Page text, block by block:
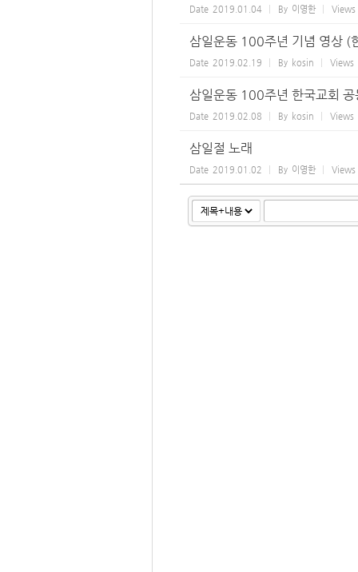
Date 2019.01.04 By 이영한 Views
삼일운동 100주년 기념 영상 (
Date 2019.02.19 By kosin Views
삼일운동 100주년 한국교회
Date 2019.02.08 By kosin Views
삼일절 노래
Date 2019.01.02 By 이영한 Views